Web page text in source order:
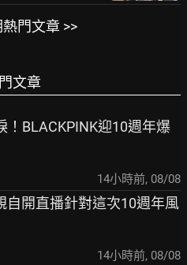
門文章 >>
文章
！BLACKPINK迎10週年爆
14小時前, 08/08
自開直播針對這次10週年風
14小時前, 08/08